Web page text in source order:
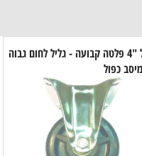
גלגל "4 פלטה קבועה - גליל לחום גבוה
כפול